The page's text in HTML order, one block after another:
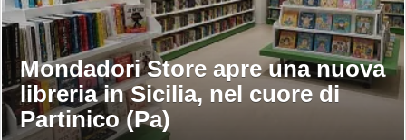
Mondadori Store apre una nuova
libreria in Sicilia, nel cuore di
Partinico (Pa)